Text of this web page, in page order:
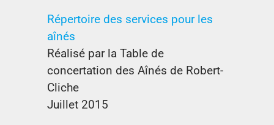
Répertoire des services pour les
aînés
Réalisé par la Table de
concertation des Aînés de Robert-
Cliche
Juillet 2015